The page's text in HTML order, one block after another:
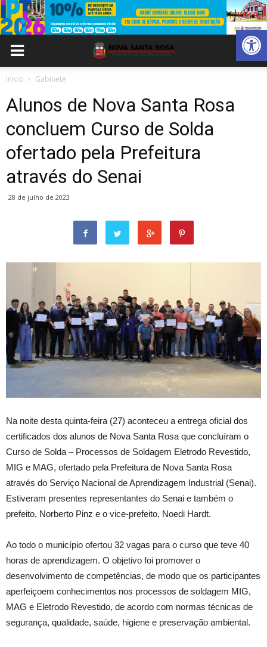
Abrir
Inicio Gabinete
Alunos de Nova Santa Rosa
concluem Curso de Solda
ofertado pela Prefeitura
através do Senai
28 de julho de 2023
Na noite desta quinta-feira (27) aconteceu a entrega oficial dos
certificados dos alunos de Nova Santa Rosa que concluíram o
Curso de Solda – Processos de Soldagem Eletrodo Revestido,
MIG e MAG, ofertado pela Prefeitura de Nova Santa Rosa
através do Serviço Nacional de Aprendizagem Industrial (Senai).
Estiveram presentes representantes do Senai e também o
prefeito, Norberto Pinz e o vice-prefeito, Noedi Hardt.
Ao todo o município ofertou 32 vagas para o curso que teve 40
horas de aprendizagem. O objetivo foi promover o
desenvolvimento de competências, de modo que os participantes
aperfeiçoem conhecimentos nos processos de soldagem MIG,
MAG e Eletrodo Revestido, de acordo com normas técnicas de
segurança, qualidade, saúde, higiene e preservação ambiental.